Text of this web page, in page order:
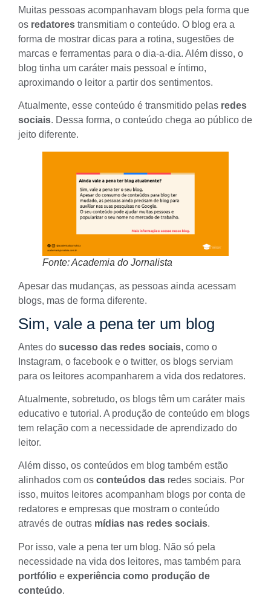
Muitas pessoas acompanhavam blogs pela forma que
os redatores transmitiam o conteúdo. O blog era a
forma de mostrar dicas para a rotina, sugestões de
marcas e ferramentas para o dia-a-dia. Além disso, o
blog tinha um caráter mais pessoal e íntimo,
aproximando o leitor a partir dos sentimentos.
Atualmente, esse conteúdo é transmitido pelas redes
sociais. Dessa forma, o conteúdo chega ao público de
jeito diferente.
Fonte: Academia do Jornalista
Apesar das mudanças, as pessoas ainda acessam
blogs, mas de forma diferente.
Sim, vale a pena ter um blog
Antes do sucesso das redes sociais, como o
Instagram, o facebook e o twitter, os blogs serviam
para os leitores acompanharem a vida dos redatores.
Atualmente, sobretudo, os blogs têm um caráter mais
educativo e tutorial. A produção de conteúdo em blogs
tem relação com a necessidade de aprendizado do
leitor.
Além disso, os conteúdos em blog também estão
alinhados com os conteúdos das redes sociais. Por
isso, muitos leitores acompanham blogs por conta de
redatores e empresas que mostram o conteúdo
através de outras mídias nas redes sociais.
Por isso, vale a pena ter um blog. Não só pela
necessidade na vida dos leitores, mas também para
portfólio e experiência como produção de
conteúdo.